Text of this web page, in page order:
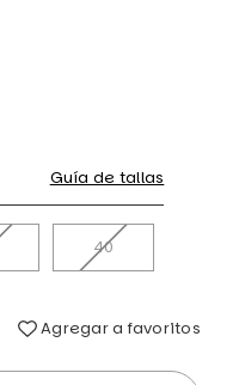
Guía de tallas
40
Agregar a favoritos